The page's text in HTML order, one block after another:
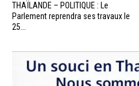
THAÏLANDE – POLITIQUE : Le
Parlement reprendra ses travaux le
25...